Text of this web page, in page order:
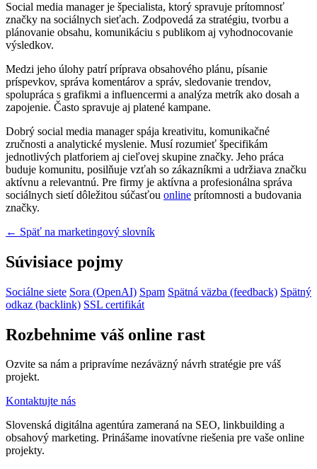
Social media manager je špecialista, ktorý spravuje prítomnosť
značky na sociálnych sieťach. Zodpovedá za stratégiu, tvorbu a
plánovanie obsahu, komunikáciu s publikom aj vyhodnocovanie
výsledkov.
Medzi jeho úlohy patrí príprava obsahového plánu, písanie
príspevkov, správa komentárov a správ, sledovanie trendov,
spolupráca s grafikmi a influencermi a analýza metrík ako dosah a
zapojenie. Často spravuje aj platené kampane.
Dobrý social media manager spája kreativitu, komunikačné
zručnosti a analytické myslenie. Musí rozumieť špecifikám
jednotlivých platforiem aj cieľovej skupine značky. Jeho práca
buduje komunitu, posilňuje vzťah so zákazníkmi a udržiava značku
aktívnu a relevantnú. Pre firmy je aktívna a profesionálna správa
sociálnych sietí dôležitou súčasťou online prítomnosti a budovania
značky.
← Späť na marketingový slovník
Súvisiace pojmy
Sociálne siete Sora (OpenAI) Spam Spätná väzba (feedback) Spätný
odkaz (backlink) SSL certifikát
Rozbehnime váš online rast
Ozvite sa nám a pripravíme nezáväzný návrh stratégie pre váš
projekt.
Kontaktujte nás
Slovenská digitálna agentúra zameraná na SEO, linkbuilding a
obsahový marketing. Prinášame inovatívne riešenia pre vaše online
projekty.